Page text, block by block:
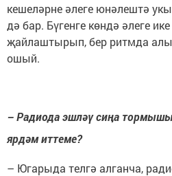
кешеләрне әлеге юнәлештә
дә бар. Бүгенге көндә әлеге
җайлаштырып, бер ритмда
ошый.
– Радиода эшләү сиңа
ярдәм иттеме?
– Югарыда телгә алганча,